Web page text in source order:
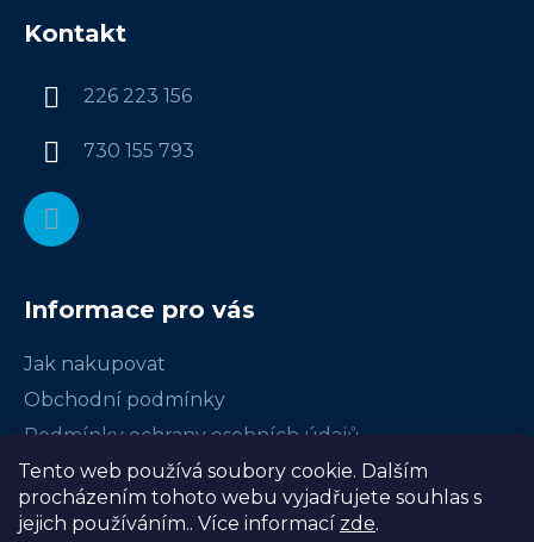
Tento web používá soubory cookie. Dalším
procházením tohoto webu vyjadřujete souhlas s
jejich používáním.. Více informací zde.
Kontakt
226 223 156
730 155 793
Informace pro vás
Jak nakupovat
Obchodní podmínky
Podmínky ochrany osobních údajů
Certifikace
Často kladené dotazy